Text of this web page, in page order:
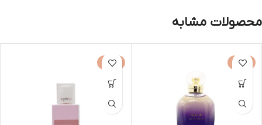
محصولات مشابه
-50%
-30%